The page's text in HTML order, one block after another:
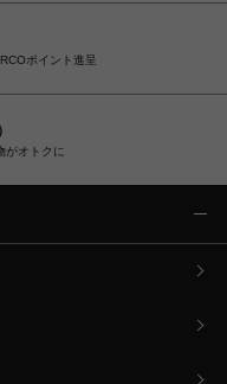
ポイント進呈
がオトクに